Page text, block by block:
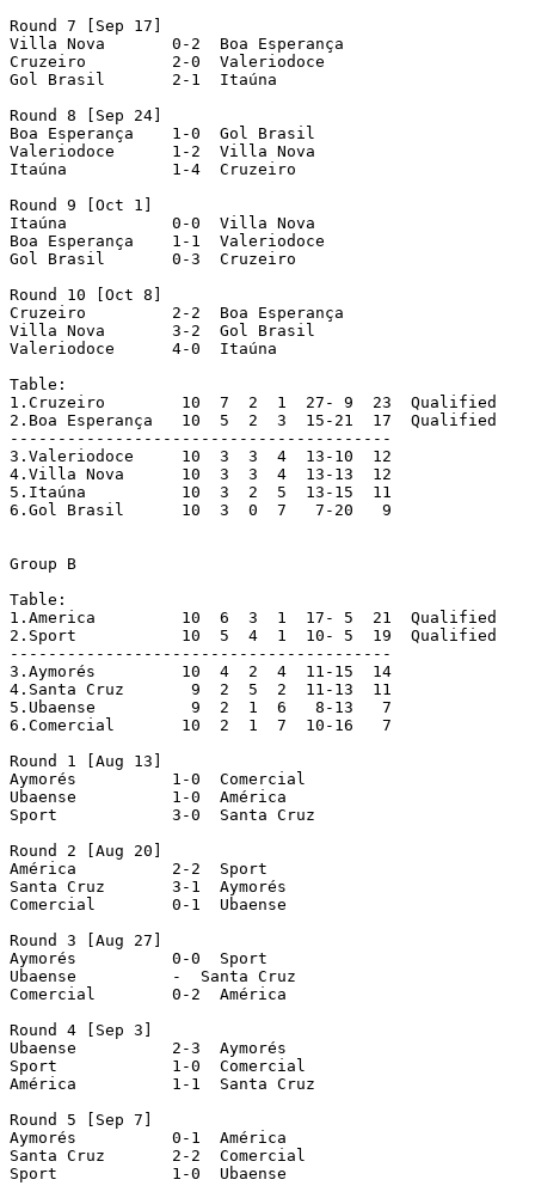
Round 7	[Sep 17]
Villa Nova	 0-2  Boa Esperança
Cruzeiro	 2-0  Valeriodoce
Gol Brasil	 2-1  Itaúna
Round 8	[Sep 24]
Boa Esperança	 1-0  Gol Brasil
Valeriodoce	 1-2  Villa Nova
Itaúna		 1-4  Cruzeiro
Round 9	[Oct 1]
Itaúna		 0-0  Villa Nova
Boa Esperança	 1-1  Valeriodoce
Gol Brasil	 0-3  Cruzeiro
Round 10 [Oct 8]
Cruzeiro	 2-2  Boa Esperança
Villa Nova	 3-2  Gol Brasil
Valeriodoce	 4-0  Itaúna
Table:
1.Cruzeiro	  10  7  2  1  27- 9  23  Qualified
2.Boa Esperança	  10  5  2  3  15-21  17  Qualified
----------------------------------------
3.Valeriodoce	  10  3  3  4  13-10  12
4.Villa Nova	  10  3  3  4  13-13  12
5.Itaúna	  10  3  2  5  13-15  11
6.Gol Brasil	  10  3  0  7   7-20   9
Group B
Table:
1.America	  10  6  3  1  17- 5  21  Qualified
2.Sport		  10  5  4  1  10- 5  19  Qualified
----------------------------------------
3.Aymorés	  10  4  2  4  11-15  14
4.Santa Cruz	   9  2  5  2  11-13  11
5.Ubaense	   9  2  1  6   8-13   7
6.Comercial	  10  2  1  7  10-16   7
Round 1 [Aug 13]
Aymorés   	 1-0  Comercial
Ubaense   	 1-0  América
Sport 		 3-0  Santa Cruz
Round 2 [Aug 20]
América   	 2-2  Sport
Santa Cruz 	 3-1  Aymorés
Comercial 	 0-1  Ubaense
Round 3 [Aug 27]
Aymorés   	 0-0  Sport
Ubaense   	 -  Santa Cruz
Comercial 	 0-2  América
Round 4 [Sep 3]
Ubaense   	 2-3  Aymorés
Sport 		 1-0  Comercial
América   	 1-1  Santa Cruz
Round 5 [Sep 7]
Aymorés   	 0-1  América
Santa Cruz	 2-2  Comercial
Sport 		 1-0  Ubaense